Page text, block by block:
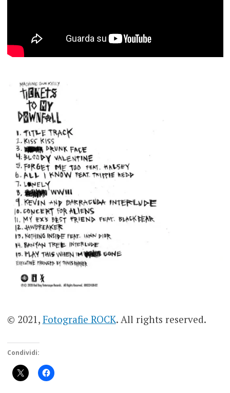
© 2021, Fotografie ROCK. All rights reserved.
Condividi: